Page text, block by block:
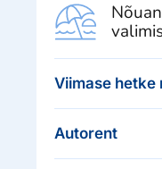
Viimase hetke
Autorent